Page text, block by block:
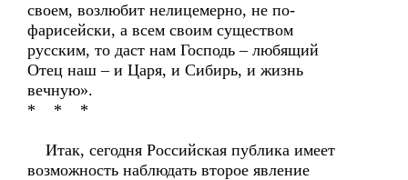
своем, возлюбит нелицемерно, не по-
фарисейски, а всем своим существом
русским, то даст нам Господь – любящий
Отец наш – и Царя, и Сибирь, и жизнь
вечную».
* * *
Итак, сегодня Российская публика имеет
возможность наблюдать второе явление